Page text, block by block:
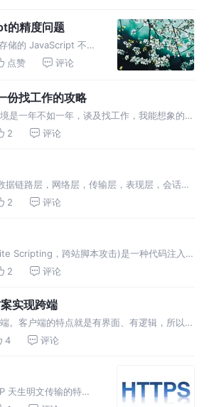
的精度问题
储的 JavaScript 不是
程语言不同，
基于JavaScript的这种
点赞 评论
份找工作的攻略
是一年不如一年，谈及找工作，我能想象的更
要跳上一个更高的台阶，有的人是想要在繁忙
2 评论
据链路层，网络层，传输层，表现层，会话
手和四次挥手的过程 三次握手： (我要和你建
2 评论
Scripting，跨站脚本攻击)是一种代码注入攻
注入恶意代码，当被攻击者登陆网站时就会执
2 评论
实现跨端
。客户端的特点就是有界面、有逻辑，所以包
主要的客户端有 web、安卓、ios、iot 设备
4 评论
天生明文传输的特